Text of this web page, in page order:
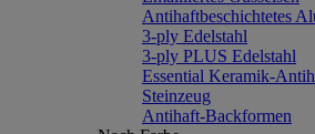
Antihaftbeschichtetes
3-ply Edelstahl
3-ply PLUS Edelstahl
Essential Keramik-
Steinzeug
Antihaft-Backformen